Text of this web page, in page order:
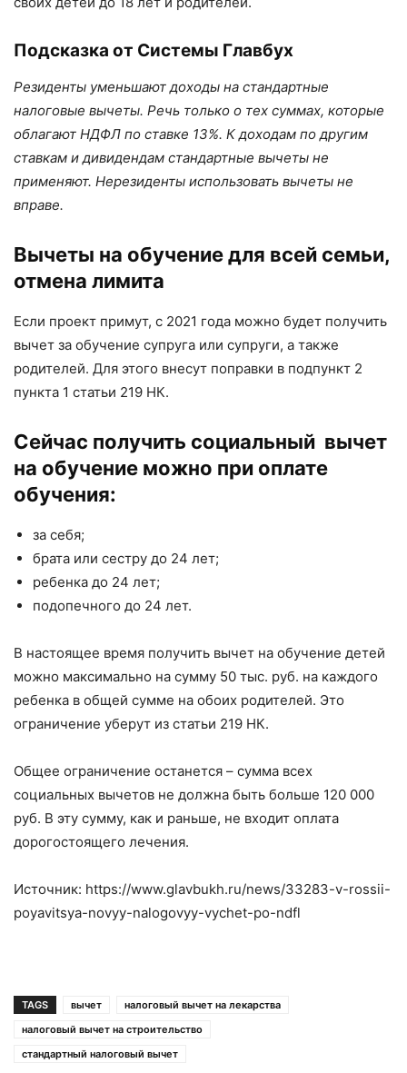
Подсказка от Системы Главбух
Резиденты уменьшают доходы на стандартные
налоговые вычеты. Речь только о тех суммах, которые
облагают НДФЛ по ставке 13%. К доходам по другим
ставкам и дивидендам стандартные вычеты не
применяют. Нерезиденты использовать вычеты не
вправе.
Вычеты на обучение для всей семьи,
отмена лимита
Если проект примут, с 2021 года можно будет получить
вычет за обучение супруга или супруги, а также
родителей. Для этого внесут поправки в подпункт 2
пункта 1 статьи 219 НК.
Сейчас получить социальный вычет
на обучение можно при оплате
обучения:
за себя;
брата или сестру до 24 лет;
ребенка до 24 лет;
подопечного до 24 лет.
В настоящее время получить вычет на обучение детей
можно максимально на сумму 50 тыс. руб. на каждого
ребенка в общей сумме на обоих родителей. Это
ограничение уберут из статьи 219 НК.
Общее ограничение останется – сумма всех
социальных вычетов не должна быть больше 120 000
руб. В эту сумму, как и раньше, не входит оплата
дорогостоящего лечения.
Источник: https://www.glavbukh.ru/news/33283-v-rossii-
poyavitsya-novyy-nalogovyy-vychet-po-ndfl
TAGS вычет
налоговый вычет на лекарства
налоговый вычет на строительство
стандартный налоговый вычет